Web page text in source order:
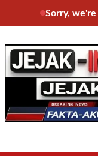
Sorry, we're
to
content